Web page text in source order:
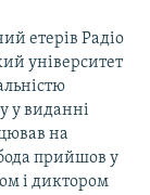
етерів Радіо
університет
у виданні
на
прийшов у
і диктором